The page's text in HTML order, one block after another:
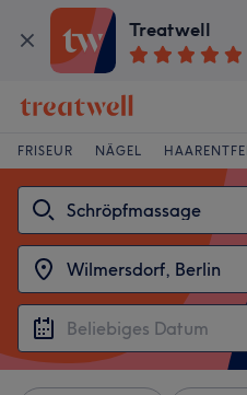
Treatwell
FRISEUR NÄGEL